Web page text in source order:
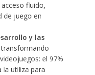
fluido,
de juego en
y las
el 97%
la utiliza para